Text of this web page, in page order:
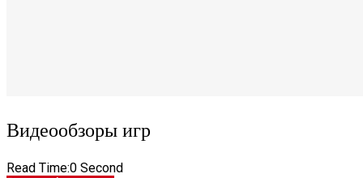
Видеообзоры игр
Read Time:0 Second